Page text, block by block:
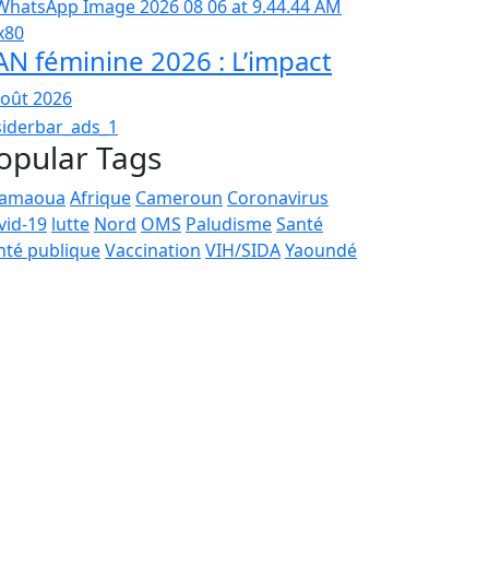
féminine 2026 : L’impact
2026
Tags
Afrique Cameroun Coronavirus
19 lutte Nord OMS PaludismeSanté
publiqueVaccination VIH/SIDAYaoundé